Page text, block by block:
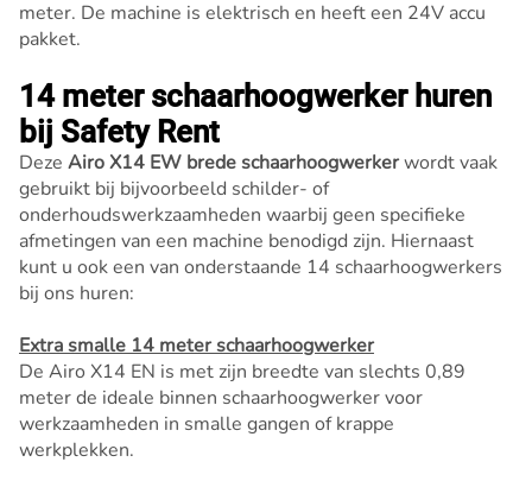
meter. De machine is elektrisch en heeft een 24V accu
pakket.
14 meter schaarhoogwerker huren
bij Safety Rent
Deze Airo X14 EW brede schaarhoogwerkerwordt vaak
gebruikt bij bijvoorbeeld schilder- of
onderhoudswerkzaamheden waarbij geen specifieke
afmetingen van een machine benodigd zijn. Hiernaast
kunt u ook een van onderstaande 14 schaarhoogwerkers
bij ons huren:
Extra smalle 14 meter schaarhoogwerker
De Airo X14 EN is met zijn breedte van slechts 0,89
meter de ideale binnen schaarhoogwerker voor
werkzaamheden in smalle gangen of krappe
werkplekken.